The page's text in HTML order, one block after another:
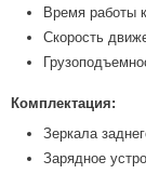
Время работы
Скорость
Комплектация:
Зеркала
Зарядное